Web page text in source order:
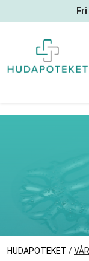
HUDAPOTEKET /